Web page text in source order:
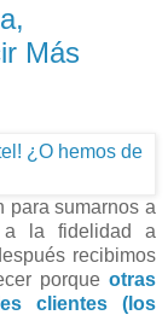
Más
para sumarnos a
a la fidelidad a
recibimos
porque otras
clientes (los